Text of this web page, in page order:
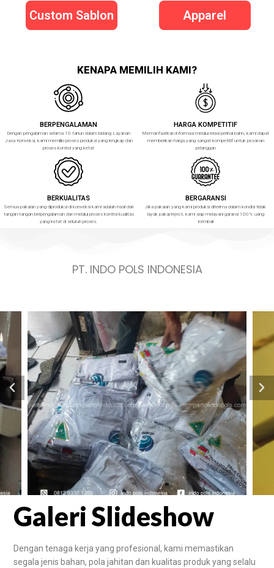
Custom Sablon Apparel
KENAPA MEMILIH KAMI?
BERPENGALAMAN
Dengan pengalaman selama 10 tahun dalam bidang Layanan
Jasa Konveksi, kami memiliki proses produksi yang lengkap dan
proses kontrol yang ketat
HARGA KOMPETITIF
Memanfaatkan informasi melalui relasi perihal bahn, kami dapat
memberikan harga yang sangat kompetitif untuk pesanan
pelanggan
BERKUALITAS
Semua pakaian yang diproduksi di konveksi kami adalah hasil dari
tangan-tangan berpengalaman dan melalui proses kontrol kualitas
yang ketat di seluruh proses.
BERGARANSI
Jika pakaian yang kami produksi diterima dalam kondisi tidak
layak pakai/reject, kami siap melayani garansi 100% uang
kembali
PT. INDO POLS INDONESIA
Galeri Slideshow
Dengan tenaga kerja yang profesional, kami memastikan
segala jenis bahan, pola jahitan dan kualitas produk yang selalu